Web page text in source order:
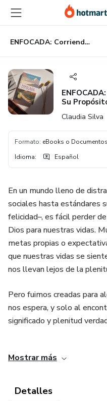
principal
página
de
página
ENFOCADA: Corriendo Sin Cargar Hacia Su Propósito Eterno
Su
Claudia Silva
Formato: eBooks o Documentos
Idioma: Español
En un mundo lleno de
sociales hasta estándares
felicidad–, es fácil perder
Dios para nuestras vidas.
metas propias o
que nuestras vidas se
nos llevan lejos de la
Pero fuimos creadas para
nos espera, y solo al
significado y plenitud
reenfocarnos en el perfecto
que nos frenan, a mirar
Mostrar más
Detalles